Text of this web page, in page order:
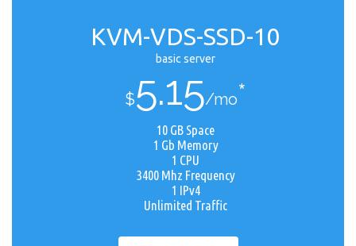
KVM-VDS-SSD-10
basic server
$5.15/mo*
10 GB Space
1 Gb Memory
1 CPU
3400 Mhz Frequency
1 IPv4
Unlimited Traffic